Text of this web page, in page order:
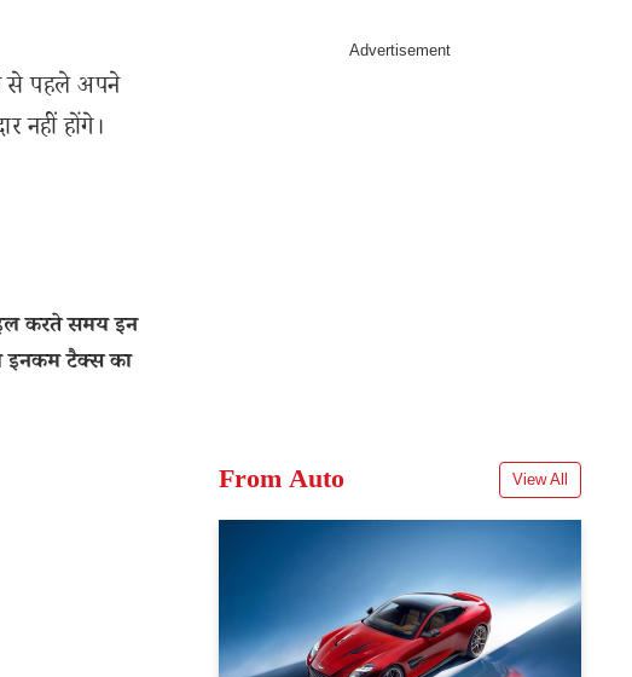
से पहले अपने
नहीं होंगे।
करते समय इन
इनकम टैक्स का
From Auto View All